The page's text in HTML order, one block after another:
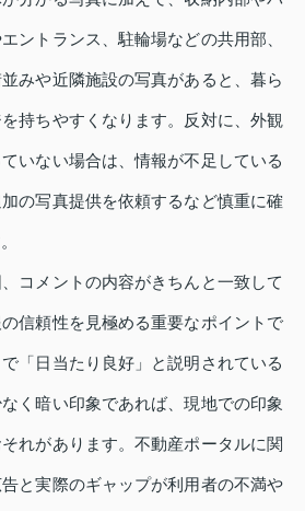
ントランス、駐輪場などの共用部、
みや近隣施設の写真があると、暮ら
持ちやすくなります。反対に、外観
いない場合は、情報が不足している
の写真提供を依頼するなど慎重に確
コメントの内容がきちんと一致して
信頼性を見極める重要なポイントで
「日当たり良好」と説明されている
く暗い印象であれば、現地での印象
れがあります。不動産ポータルに関
と実際のギャップが利用者の不満や